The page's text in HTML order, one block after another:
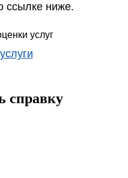
ссылке ниже.
справку